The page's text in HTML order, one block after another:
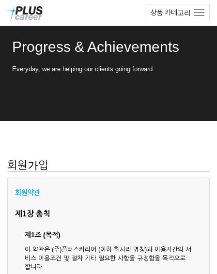
상품 카테고리
Progress & Achievements
Everyday, we are helping our clients going forward.
회원가입
회원약관
제1장 총칙
제1조 (목적)
이 약관은 (주)플러스커리어 (이하 회사라 명칭)과 이용자간의 서
비스 이용조건 및 절차 기타 필요한 사항을 규정함을 목적으로
합니다.